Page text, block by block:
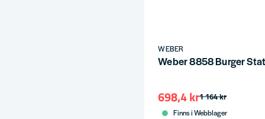
WEBER
Weber 8858 Burger
1 164 kr
698,4 kr
Finns i Webblager